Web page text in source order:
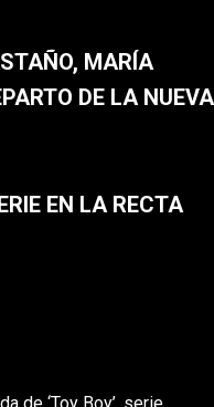
MARÍA
DE LA NUEVA
EN LA RECTA
de ‘Toy Boy’, serie